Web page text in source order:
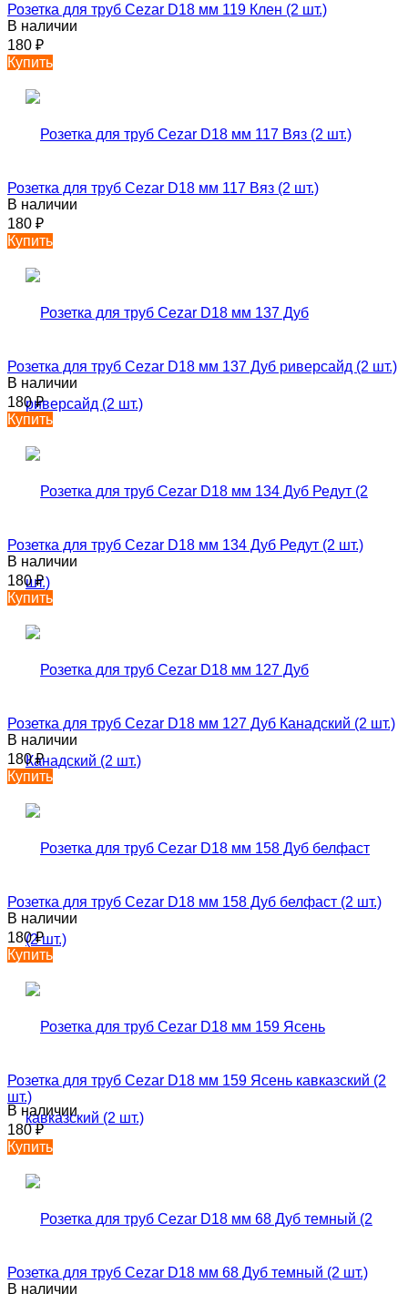
Розетка для труб Cezar D18 мм 119 Клен (2 шт.)
В наличии
180 ₽
Купить
Розетка для труб Cezar D18 мм 117 Вяз (2 шт.)
В наличии
180 ₽
Купить
Розетка для труб Cezar D18 мм 137 Дуб риверсайд (2 шт.)
В наличии
180₽
Купить
Розетка для труб Cezar D18 мм 134 Дуб Редут (2 шт.)
В наличии
180₽
Купить
Розетка для труб Cezar D18 мм 127 Дуб Канадский (2 шт.)
В наличии
180₽
Купить
Розетка для труб Cezar D18 мм 158 Дуб белфаст (2 шт.)
В наличии
180₽
Купить
Розетка для труб Cezar D18 мм 159 Ясень кавказский (2
шт.)
В наличии
180₽
Купить
Розетка для труб Cezar D18 мм 68 Дуб темный (2 шт.)
В наличии